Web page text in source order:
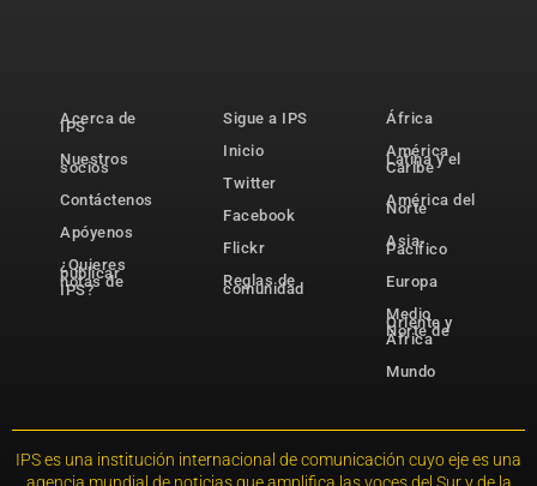
Acerca de
IPS
Nuestros
socios
Contáctenos
Apóyenos
¿Quieres
publicar
notas de
IPS?
Sigue a IPS
Inicio
Twitter
Facebook
Flickr
Reglas de
comunidad
África
América
Latina y el
Caribe
América del
Norte
Asia-
Pacífico
Europa
Medio
Oriente y
Norte de
África
Mundo
IPS es una institución internacional de comunicación cuyo eje es una